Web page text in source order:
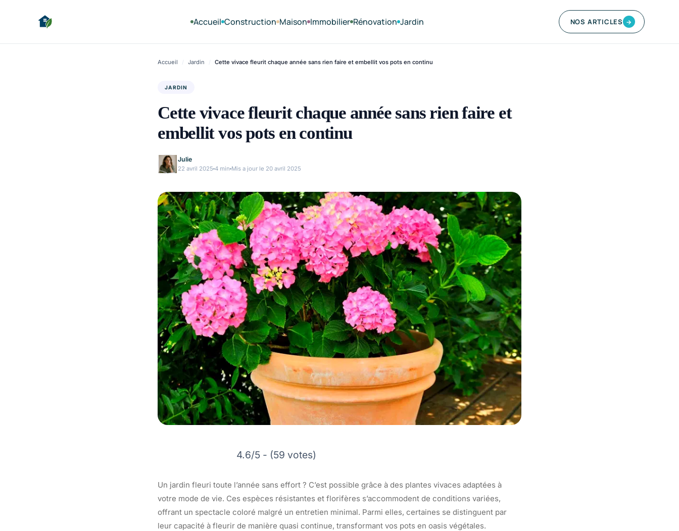
Accueil Construction Maison Immobilier Rénovation Jardin NOS ARTICLES →
Accueil / Jardin / Cette vivace fleurit chaque année sans rien faire et embellit vos pots en continu
JARDIN
Cette vivace fleurit chaque année sans rien faire et
embellit vos pots en continu
Julie
22 avril 2025 4 min Mis a jour le 20 avril 2025
4.6/5 - (59 votes)
Un jardin fleuri toute l’année sans effort ? C’est possible grâce à des plantes vivaces adaptées à
votre mode de vie. Ces espèces résistantes et florifères s’accommodent de conditions variées,
offrant un spectacle coloré malgré un entretien minimal. Parmi elles, certaines se distinguent par
leur capacité à fleurir de manière quasi continue, transformant vos pots en oasis végétales.